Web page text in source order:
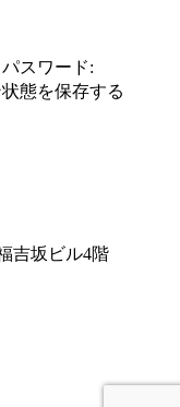
パスワード:
態を保存する
吉坂ビル4階